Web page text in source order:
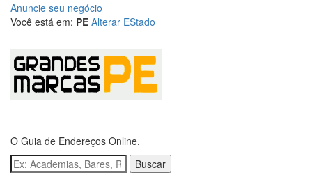
Anuncie seu negócio
Você está em: PE Alterar EStado
O Guia de Endereços Online.
Buscar